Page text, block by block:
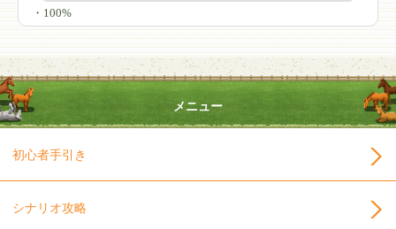
・100%
メニュー
初心者手引き
シナリオ攻略